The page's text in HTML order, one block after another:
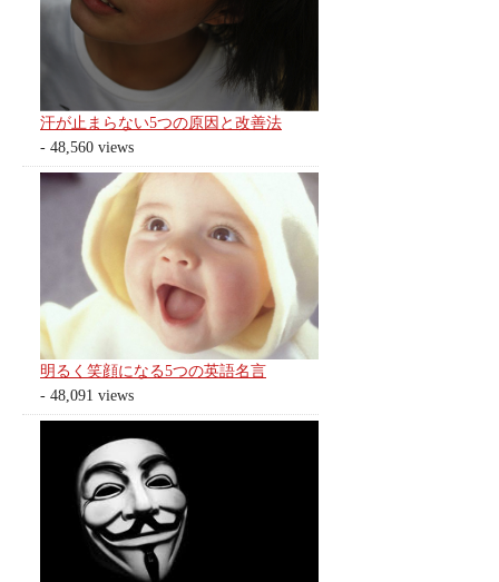
汗が止まらない5つの原因と改善法
- 48,560 views
明るく笑顔になる5つの英語名言
- 48,091 views